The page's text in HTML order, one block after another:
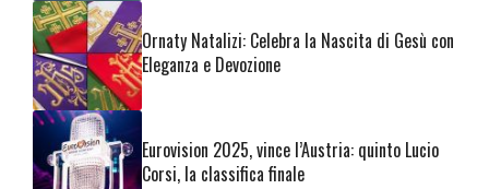
Ornaty Natalizi: Celebra la Nascita di Gesù con
Eleganza e Devozione
Eurovision 2025, vince l’Austria: quinto Lucio
Corsi, la classifica finale